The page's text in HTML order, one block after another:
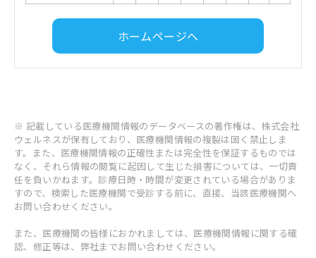
ホームページへ
※ 記載している医療機関情報のデータベースの著作権は、株式会社
ウェルネスが保有しており、医療機関情報の複製は固く禁止しま
す。また、医療機関情報の正確性または完全性を保証するものでは
なく、それら情報の閲覧に起因して生じた損害については、一切責
任を負いかねます。診療日時・時間が変更されている場合がありま
すので、検索した医療機関で受診する前に、直接、当該医療機関へ
お問い合わせください。
また、医療機関の皆様におかれましては、医療機関情報に関する確
認、修正等は、弊社までお問い合わせください。